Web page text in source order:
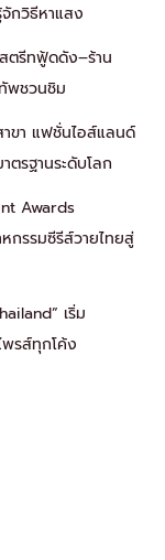
กวิธีหาแสง
ตรีทฟู้ดดัง–ร้าน
พชวนชิม
าขา แฟชั่นไอส์แลนด์
รฐานระดับโลก
Awards
กรรมซีรีส์วายไทยสู่
เริ่ม
รส์ทุกโค้ง